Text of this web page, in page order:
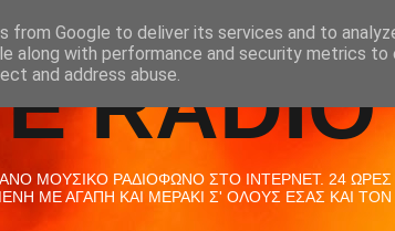
ΜΟΥΣΙΚΟ ΡΑΔΙΟΦΩΝΟ ΣΤΟ ΙΝΤΕΡΝΕΤ. 24 ΩΡΕΣ
ΜΕ ΑΓΑΠΗ ΚΑΙ ΜΕΡΑΚΙ Σ' ΟΛΟΥΣ ΕΣΑΣ ΚΑΙ ΤΟΝ
from Google to deliver its services and to
along with performance and security metrics
and address abuse.